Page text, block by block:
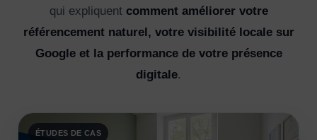
qui expliquent comment améliorer votre
référencement naturel, votre visibilité locale sur
Google et la performance de votre présence
digitale.
ÉTUDES DE CAS